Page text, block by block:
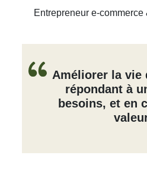
Entrepreneur e-commerce
Améliorer la vie
répondant à
besoins, et en